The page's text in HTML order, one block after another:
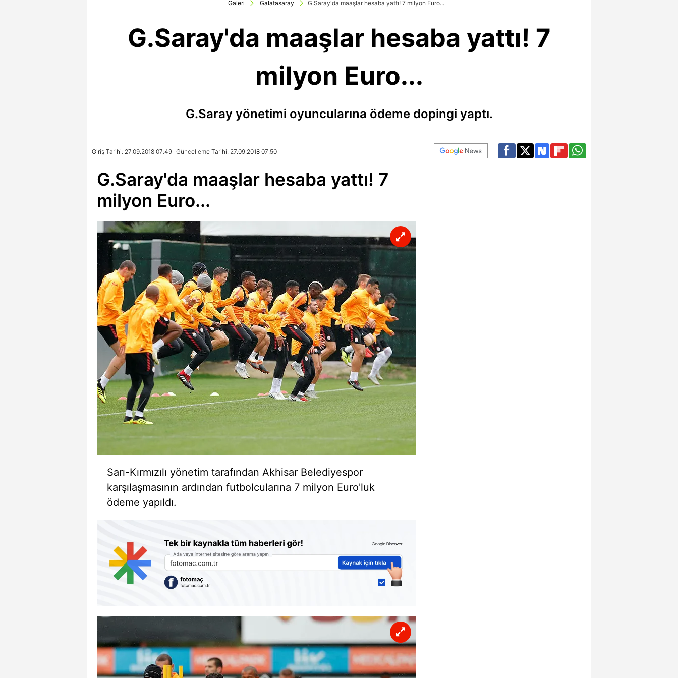
Galeri Galatasaray G.Saray'da maaşlar hesaba yattı! 7 milyon Euro...
G.Saray'da maaşlar hesaba yattı! 7
milyon Euro...
G.Saray yönetimi oyuncularına ödeme dopingi yaptı.
Giriş Tarihi: 27.09.2018 07:49 Güncelleme Tarihi: 27.09.2018 07:50
G.Saray'da maaşlar hesaba yattı! 7
milyon Euro...
Sarı-Kırmızılı yönetim tarafından Akhisar Belediyespor
karşılaşmasının ardından futbolcularına 7 milyon Euro'luk
ödeme yapıldı.